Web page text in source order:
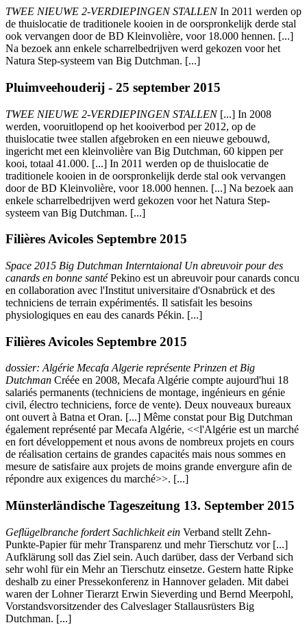
TWEE NIEUWE 2-VERDIEPINGEN STALLENIn 2011 werden op
de thuislocatie de traditionele kooien in de oorspronkelijk derde stal
ook vervangen door de BD Kleinvolière, voor 18.000 hennen. [...]
Na bezoek ann enkele scharrelbedrijven werd gekozen voor het
Natura Step-systeem van Big Dutchman. [...]
Pluimveehouderij - 25 september 2015
TWEE NIEUWE 2-VERDIEPINGEN STALLEN[...] In 2008
werden, vooruitlopend op het kooiverbod per 2012, op de
thuislocatie twee stallen afgebroken en een nieuwe gebouwd,
ingericht met een kleinvolière van Big Dutchman, 60 kippen per
kooi, totaal 41.000. [...] In 2011 werden op de thuislocatie de
traditionele kooien in de oorspronkelijk derde stal ook vervangen
door de BD Kleinvolière, voor 18.000 hennen. [...] Na bezoek aan
enkele scharrelbedrijven werd gekozen voor het Natura Step-
systeem van Big Dutchman. [...]
Filières Avicoles Septembre 2015
Space 2015 Big Dutchman Interntaional Un abreuvoir pour des
canards en bonne santéPekino est un abreuvoir pour canards concu
en collaboration avec l'Institut universitaire d'Osnabrück et des
techniciens de terrain expérimentés. Il satisfait les besoins
physiologiques en eau des canards Pékin. [...]
Filières Avicoles Septembre 2015
dossier: Algérie Mecafa Algerie représente Prinzen et Big
Dutchman Créée en 2008, Mecafa Algérie compte aujourd'hui 18
salariés permanents (techniciens de montage, ingénieurs en génie
civil, électro techniciens, force de vente). Deux nouveaux bureaux
ont ouvert à Batna et Oran. [...] Même constat pour Big Dutchman
également représenté par Mecafa Algérie, <<l'Algérie est un marché
en fort développement et nous avons de nombreux projets en cours
de réalisation certains de grandes capacités mais nous sommes en
mesure de satisfaire aux projets de moins grande envergure afin de
répondre aux exigences du marché>>. [...]
Münsterländische Tageszeitung 13. September 2015
Geflügelbranche fordert Sachlichkeit ein Verband stellt Zehn-
Punkte-Papier für mehr Transparenz und mehr Tierschutz vor [...]
Aufklärung soll das Ziel sein. Auch darüber, dass der Verband sich
sehr wohl für ein Mehr an Tierschutz einsetze. Gestern hatte Ripke
deshalb zu einer Pressekonferenz in Hannover geladen. Mit dabei
waren der Lohner Tierarzt Erwin Sieverding und Bernd Meerpohl,
Vorstandsvorsitzender des Calveslager Stallausrüsters Big
Dutchman. [...]